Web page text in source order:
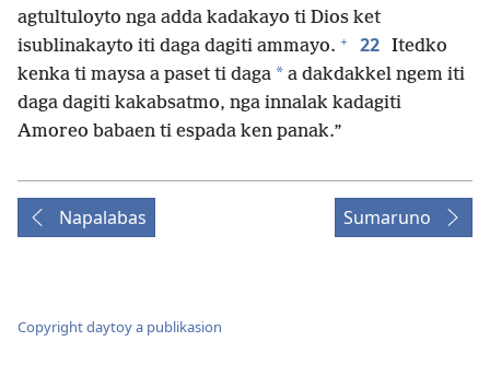
agtultuloyto nga adda kadakayo ti Dios ket
isublinakayto iti daga dagiti ammayo. + 22 Itedko
kenka ti maysa a paset ti daga * a dakdakkel ngem iti
daga dagiti kakabsatmo, nga innalak kadagiti
Amoreo babaen ti espada ken panak.”
Napalabas Sumaruno
Copyright daytoy a publikasion